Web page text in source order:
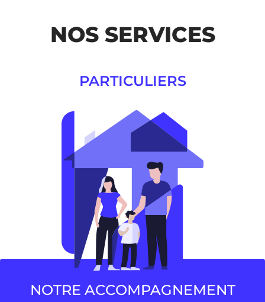
NOS SERVICES
PARTICULIERS
NOTRE ACCOMPAGNEMENT